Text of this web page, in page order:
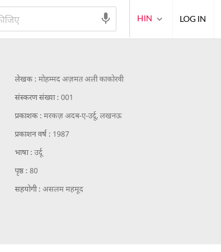
लेखक : मोहम्मद अज़मत अली काकोरवी
संस्करण संख्या : 001
प्रकाशक : मरकज़ अदब-ए-उर्दू, लखनऊ
प्रकाशन वर्ष : 1987
भाषा : उर्दू
पृष्ठ : 80
सहयोगी : असलम महमूद
HIN LOG IN